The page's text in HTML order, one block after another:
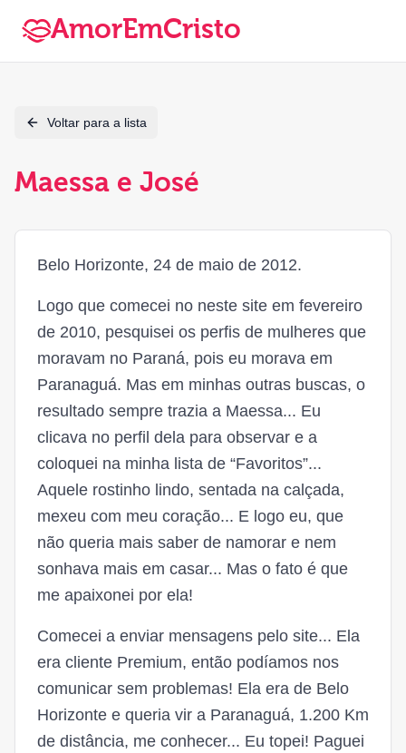
AmorEmCristo
Voltar para a lista
Maessa e José
Belo Horizonte, 24 de maio de 2012.
Logo que comecei no neste site em fevereiro
de 2010, pesquisei os perfis de mulheres que
moravam no Paraná, pois eu morava em
Paranaguá. Mas em minhas outras buscas, o
resultado sempre trazia a Maessa... Eu
clicava no perfil dela para observar e a
coloquei na minha lista de “Favoritos”...
Aquele rostinho lindo, sentada na calçada,
mexeu com meu coração... E logo eu, que
não queria mais saber de namorar e nem
sonhava mais em casar... Mas o fato é que
me apaixonei por ela!
Comecei a enviar mensagens pelo site... Ela
era cliente Premium, então podíamos nos
comunicar sem problemas! Ela era de Belo
Horizonte e queria vir a Paranaguá, 1.200 Km
de distância, me conhecer... Eu topei! Paguei